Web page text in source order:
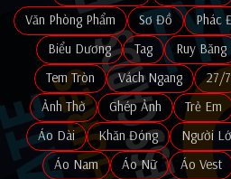
Văn Phòng Phẩm
Sơ Đồ Phác
Biểu Dương
Tag Ruy Băng
Tem Tròn
Vách Ngang 27/7
Ảnh Thờ
Ghép Ảnh Trẻ Em
Áo Dài
Khăn Đóng Người
Áo Nam
Áo Nữ Áo Vest